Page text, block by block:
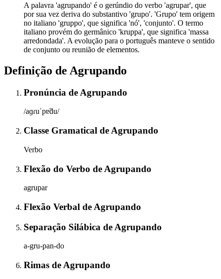
A palavra 'agrupando' é o gerúndio do verbo 'agrupar', que
por sua vez deriva do substantivo 'grupo'. 'Grupo' tem origem
no italiano 'gruppo', que significa 'nó', 'conjunto'. O termo
italiano provém do germânico 'kruppa', que significa 'massa
arredondada'. A evolução para o português manteve o sentido
de conjunto ou reunião de elementos.
Definição de Agrupando
Pronúncia de Agrupando
/aɡɾuˈpɐ̃du/
Classe Gramatical de Agrupando
Verbo
Flexão do Verbo de Agrupando
agrupar
Flexão Verbal de Agrupando
Separação Silábica de Agrupando
a-gru-pan-do
Rimas de Agrupando